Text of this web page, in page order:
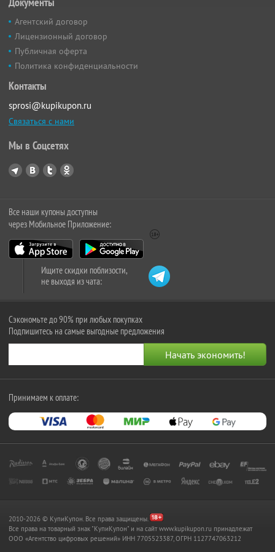
Агентский договор
Лицензионный договор
Публичная оферта
Политика конфиденциальности
Контакты
sprosi@kupikupon.ru
Связаться с нами
Мы в Соцсетях
Все наши купоны доступны
через Мобильное Приложение:
Ищите скидки поблизости,
не выходя из чата:
Сэкономьте до 90% при любых покупках
Подпишитесь на самые выгодные предложения
Принимаем к оплате:
2010-2026 © КупиКупон. Все права защищены.
Все права на товарный знак "КупиКупон" и на сайт www.kupikupon.ru принадлежат
OOO «Агентство цифровых решений» ИНН 7705523387, ОГРН 1127747063212